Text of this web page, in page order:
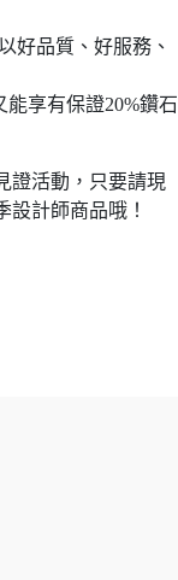
好品質、好服務、
享有保證20%鑽石
證活動，只要請現
計師商品哦！